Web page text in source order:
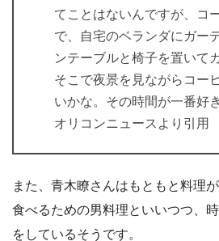
てことはないんですが、コ
で、自宅のベランダにガー
ンテーブルと椅子を置いて
そこで夜景を見ながらコー
いかな。その時間が一番好
オリコンニュースより引用
また、青木瞭さんはもともと料理
食べるための男料理といいつつ、
をしているそうです。